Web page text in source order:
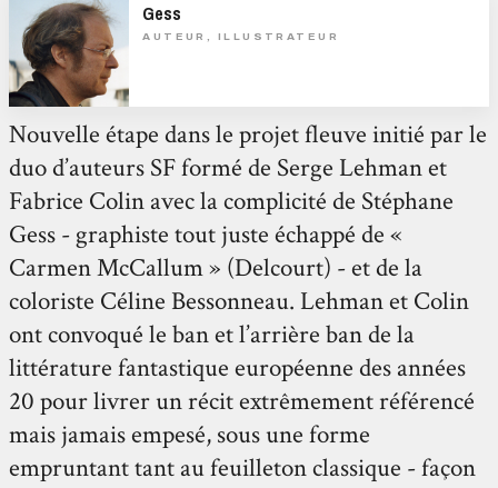
Gess
AUTEUR, ILLUSTRATEUR
Nouvelle étape dans le projet fleuve initié par le
duo d’auteurs SF formé de Serge Lehman et
Fabrice Colin avec la complicité de Stéphane
Gess - graphiste tout juste échappé de «
Carmen McCallum » (Delcourt) - et de la
coloriste Céline Bessonneau. Lehman et Colin
ont convoqué le ban et l’arrière ban de la
littérature fantastique européenne des années
20 pour livrer un récit extrêmement référencé
mais jamais empesé, sous une forme
empruntant tant au feuilleton classique - façon